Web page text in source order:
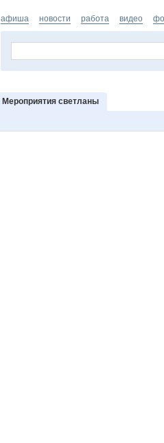
афиша новости работа видео
Мероприятия светланы